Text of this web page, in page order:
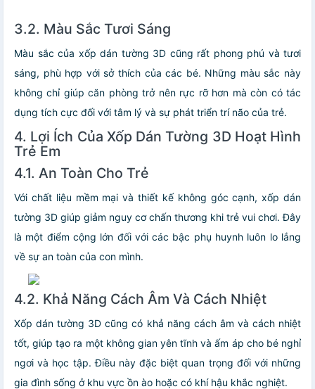
3.2. Màu Sắc Tươi Sáng
Màu sắc của xốp dán tường 3D cũng rất phong phú và tươi
sáng, phù hợp với sở thích của các bé. Những màu sắc này
không chỉ giúp căn phòng trở nên rực rỡ hơn mà còn có tác
dụng tích cực đối với tâm lý và sự phát triển trí não của trẻ.
4. Lợi Ích Của Xốp Dán Tường 3D Hoạt Hình
Trẻ Em
4.1. An Toàn Cho Trẻ
Với chất liệu mềm mại và thiết kế không góc cạnh, xốp dán
tường 3D giúp giảm nguy cơ chấn thương khi trẻ vui chơi. Đây
là một điểm cộng lớn đối với các bậc phụ huynh luôn lo lắng
về sự an toàn của con mình.
4.2. Khả Năng Cách Âm Và Cách Nhiệt
Xốp dán tường 3D cũng có khả năng cách âm và cách nhiệt
tốt, giúp tạo ra một không gian yên tĩnh và ấm áp cho bé nghỉ
ngơi và học tập. Điều này đặc biệt quan trọng đối với những
gia đình sống ở khu vực ồn ào hoặc có khí hậu khắc nghiệt.